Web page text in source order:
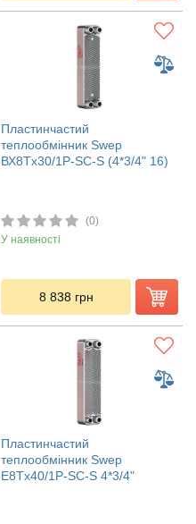
Пластинчастий
теплообмінник Swep
ВХ8Tx30/1P-SC-S (4*3/4" 16)
(0)
У наявності
8 838 грн
Пластинчастий
теплообмінник Swep
E8Tx40/1P-SC-S 4*3/4"